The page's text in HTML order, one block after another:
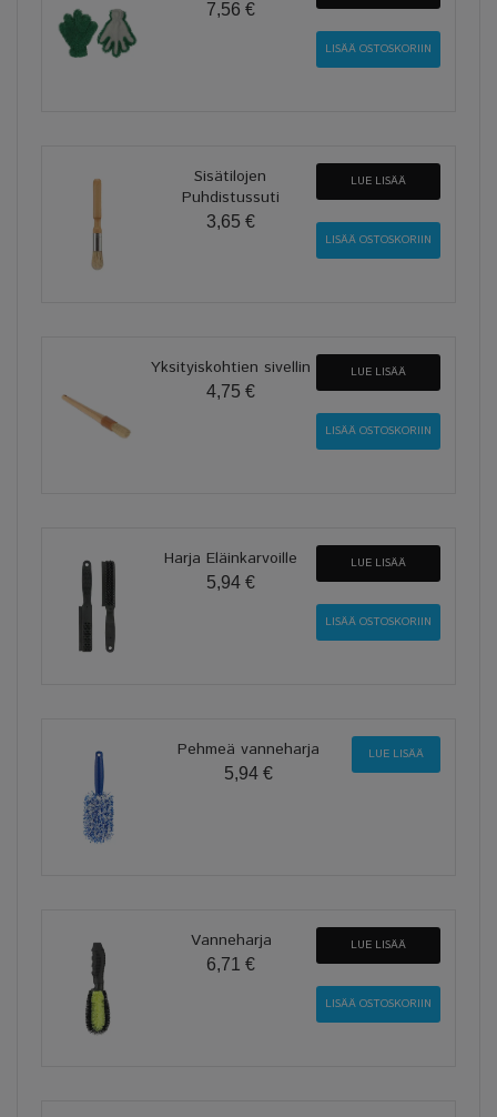
7,56 €
Sisätilojen
Puhdistussuti
3,65 €
LUE LISÄÄ
Yksityiskohtien sivellin
4,75 €
LUE LISÄÄ
Harja Eläinkarvoille
5,94 €
LUE LISÄÄ
Pehmeä vanneharja
5,94 €
LUE LISÄÄ
Vanneharja
6,71 €
LUE LISÄÄ